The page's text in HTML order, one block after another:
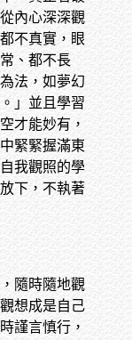
內心深深觀
不真實，眼
、都不長
法，如夢幻
」並且學習
才能妙有，
緊緊握滿東
我觀照的學
下，不執著
隨時隨地觀
想成是自己
謹言慎行，